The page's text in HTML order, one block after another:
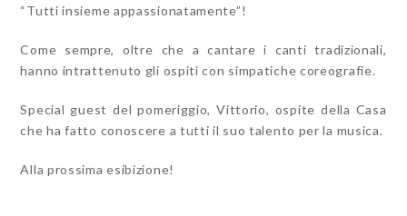
“Tutti insieme appassionatamente”!
Come sempre, oltre che a cantare i canti tradizionali,
hanno intrattenuto gli ospiti con simpatiche coreografie.
Special guest del pomeriggio, Vittorio, ospite della Casa
che ha fatto conoscere a tutti il suo talento per la musica.
Alla prossima esibizione!